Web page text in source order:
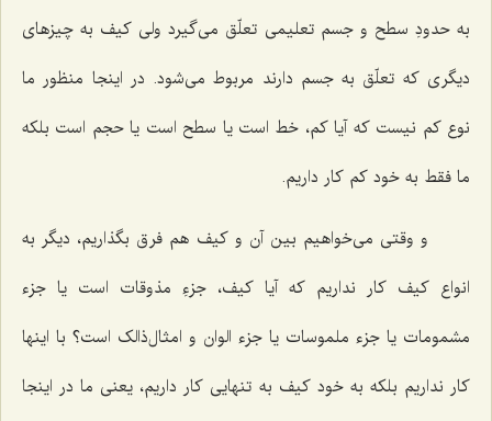
به حدودِ سطح و جسم تعلیمی تعلّق می‌گیرد ولی کیف به چیزهای
دیگری که تعلّق به جسم دارند مربوط می‌شود. در اینجا منظور ما
نوع کم نیست که آیا کم، خط است یا سطح است یا حجم است بلکه
ما فقط به خود کم کار داریم.
و وقتی می‌خواهیم بین آن و کیف هم فرق بگذاریم، دیگر به
انواع کیف کار نداریم که آیا کیف، جزءِ مذوقات است یا جزء
مشمومات یا جزء ملموسات یا جزء الوان و امثال‌ذالک است؟ با اینها
کار نداریم بلکه به خود کیف به تنهایی کار داریم، یعنی ما در اینجا